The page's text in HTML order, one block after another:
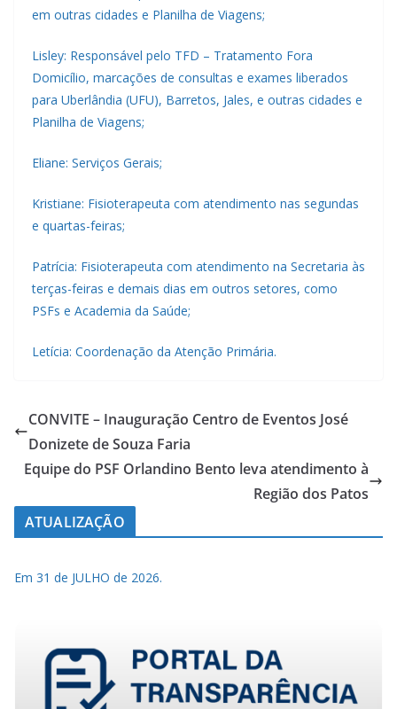
em outras cidades e Planilha de Viagens;
Lisley: Responsável pelo TFD – Tratamento Fora
Domicílio, marcações de consultas e exames liberados
para Uberlândia (UFU), Barretos, Jales, e outras cidades e
Planilha de Viagens;
Eliane: Serviços Gerais;
Kristiane: Fisioterapeuta com atendimento nas segundas
e quartas-feiras;
Patrícia: Fisioterapeuta com atendimento na Secretaria às
terças-feiras e demais dias em outros setores, como
PSFs e Academia da Saúde;
Letícia: Coordenação da Atenção Primária.
CONVITE – Inauguração Centro de Eventos José
Donizete de Souza Faria
Equipe do PSF Orlandino Bento leva atendimento à
Região dos Patos
ATUALIZAÇÃO
Em 31 de JULHO de 2026.